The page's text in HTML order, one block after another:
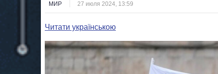
МИР 27 июля 2024, 13:59
Читати українською